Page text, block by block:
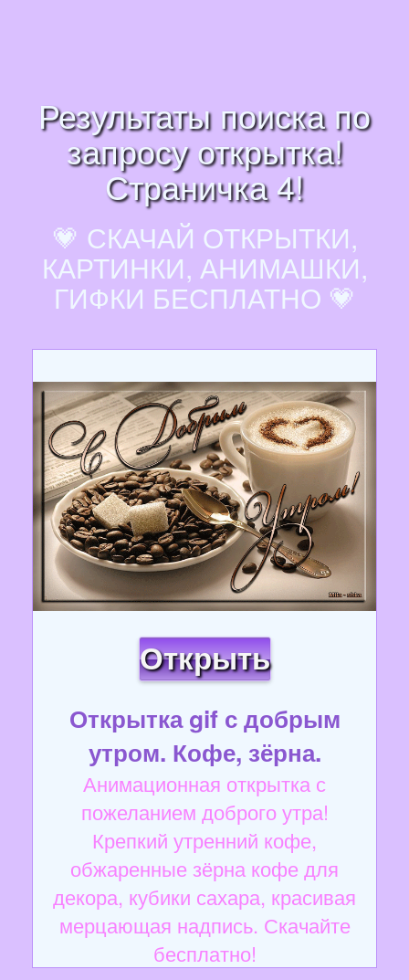
Результаты поиска по
запросу открытка!
Страничка 4!
💗 СКАЧАЙ ОТКРЫТКИ,
КАРТИНКИ, АНИМАШКИ,
ГИФКИ БЕСПЛАТНО 💗
Открыть
Открытка gif с добрым
утром. Кофе, зёрна.
Анимационная открытка с
пожеланием доброго утра!
Крепкий утренний кофе,
обжаренные зёрна кофе для
декора, кубики сахара, красивая
мерцающая надпись. Скачайте
бесплатно!